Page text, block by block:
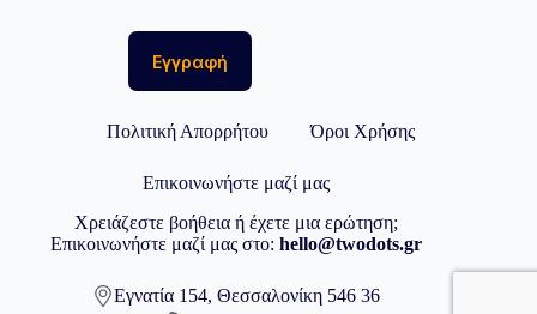
Πολιτική Απορρήτου Όροι Χρήσης
Επικοινωνήστε μαζί μας
Χρειάζεστε βοήθεια ή έχετε μια ερώτηση;
Επικοινωνήστε μαζί μας στο:hello@twodots.gr
Εγνατία 154, Θεσσαλονίκη 546 36